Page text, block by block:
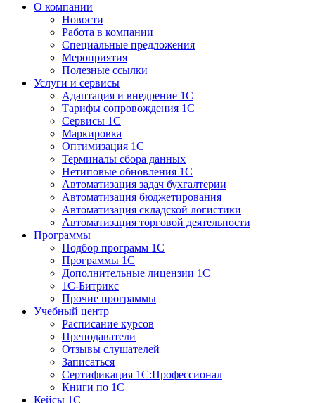
О компании
Новости
Работа в компании
Специальные предложения
Мероприятия
Полезные ссылки
Услуги и сервисы
Адаптация и внедрение 1С
Тарифы сопровождения 1С
Сервисы 1С
Маркировка
Оптимизация 1С
Терминалы сбора данных
Нетиповые обновления 1С
Автоматизация задач бухгалтерии
Автоматизация бюджетирования
Автоматизация складской логистики
Автоматизация торговой деятельности
Программы
Подбор программ 1С
Программы 1С
Дополнительные лицензии 1С
1С-Битрикс
Прочие программы
Учебный центр
Расписание курсов
Преподаватели
Отзывы слушателей
Записаться
Сертификация 1С:Профессионал
Книги по 1С
Кейсы 1С